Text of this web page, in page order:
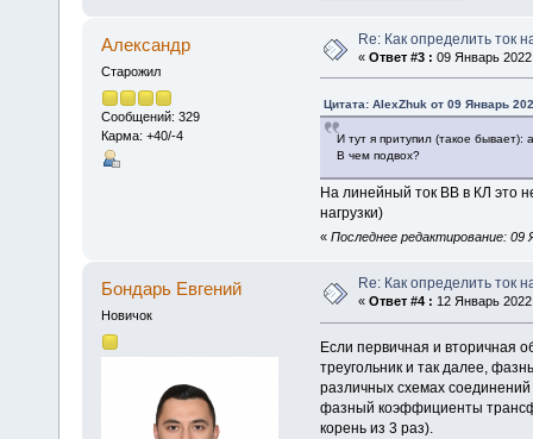
Алексaндр
Старожил
Сообщений: 329
Карма: +40/-4
Re: Как определить ток
« Ответ #3 : 09 Январь
Цитата: AlexZhuk от 09 Январь
И тут я притупил (такое
В чем подвох?
На линейный ток ВВ в КЛ это
нагрузки)
« Последнее редактирование: 09
Бондарь Евгений
Новичок
Re: Как определить ток
« Ответ #4 : 12 Январь
Если первичная и вторичная
треугольник и так далее,
различных схемах соединений
фазный коэффициенты
корень из 3 раз).